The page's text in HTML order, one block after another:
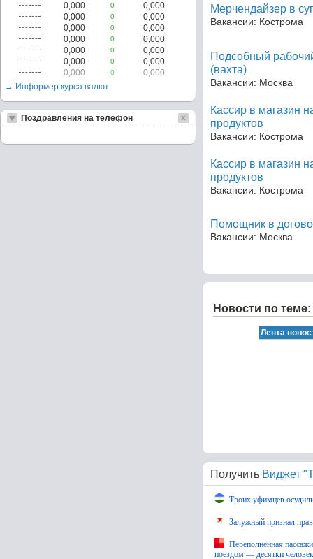
Мерчендайзер в
Вакансии: Кострома
Подсобный
(вахта)
Вакансии: Москва
Кассир в магазин
продуктов
Вакансии: Кострома
Кассир в магазин
продуктов
Вакансии: Кострома
Помощник в
Вакансии: Москва
Новости по
Получить Виджет
Троих уфимцев
Залужный признал
Переполненная
поездом — десятки
0,000
0
0,000
0,000
0
0,000
0,000
0
0,000
0,000
0
0,000
0,000
0
0,000
0,000
0
0,000
0,000
0
0,000
→ Информер курса валют
Поздравления на телефон